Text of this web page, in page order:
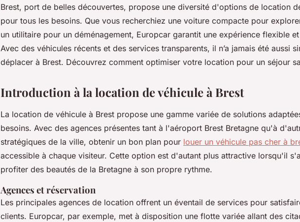
Brest, port de belles découvertes, propose une diversité d'options de location
pour tous les besoins. Que vous recherchiez une voiture compacte pour
un utilitaire pour un déménagement, Europcar garantit une expérience flexible
Avec des véhicules récents et des services transparents, il n’a jamais été aussi
déplacer à Brest. Découvrez comment optimiser votre location pour un séjour
Introduction à la location de véhicule à Brest
La location de véhicule à Brest propose une gamme variée de solutions
besoins. Avec des agences présentes tant à l'aéroport Brest Bretagne qu'à
stratégiques de la ville, obtenir un bon plan pour louer un véhicule pas cher à
accessible à chaque visiteur. Cette option est d'autant plus attractive lorsqu'il
profiter des beautés de la Bretagne à son propre rythme.
Agences et réservation
Les principales agences de location offrent un éventail de services pour
clients. Europcar, par exemple, met à disposition une flotte variée allant des